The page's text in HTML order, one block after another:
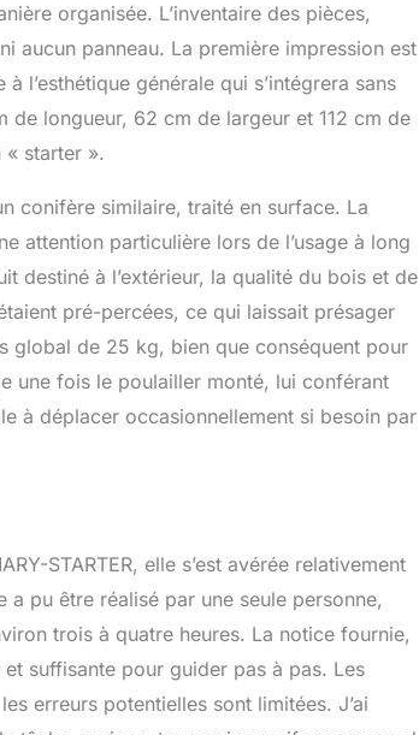
organisée. L’inventaire des pièces,
aucun panneau. La première impression est
l’esthétique générale qui s’intégrera sans
de longueur, 62 cm de largeur et 112 cm de
« starter ».
conifère similaire, traité en surface. La
attention particulière lors de l’usage à long
destiné à l’extérieur, la qualité du bois et de
pré-percées, ce qui laissait présager
global de 25 kg, bien que conséquent pour
une fois le poulailler monté, lui conférant
à déplacer occasionnellement si besoin par
STARTER, elle s’est avérée relativement
a pu être réalisé par une seule personne,
trois à quatre heures. La notice fournie,
suffisante pour guider pas à pas. Les
erreurs potentielles sont limitées. J’ai